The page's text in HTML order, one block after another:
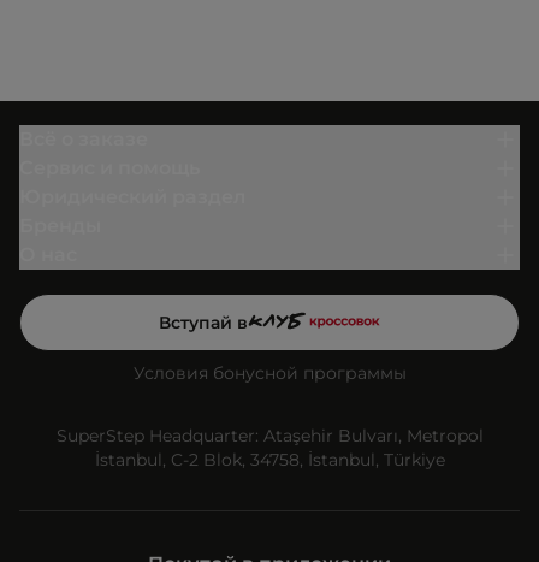
Вступай в
Условия бонусной программы
SuperStep Headquarter: Ataşehir Bulvarı, Metropol
İstanbul, C-2 Blok, 34758, İstanbul, Türkiye